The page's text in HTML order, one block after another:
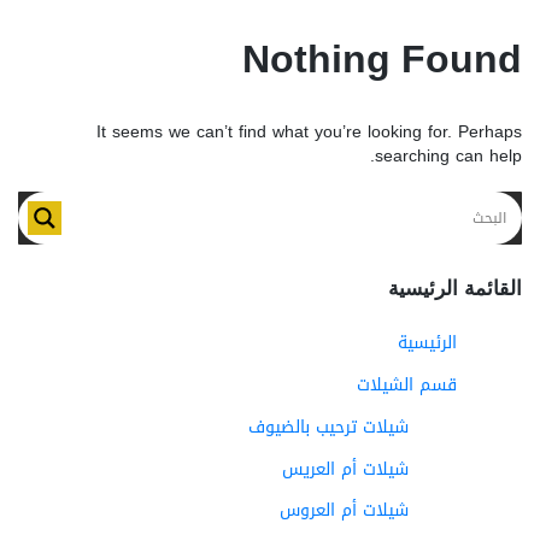
Nothing Found
It seems we can’t find what you’re looking for. Perhaps
searching can help.
القائمة الرئيسية
الرئيسية
قسم الشيلات
شيلات ترحيب بالضيوف
شيلات أم العريس
شيلات أم العروس